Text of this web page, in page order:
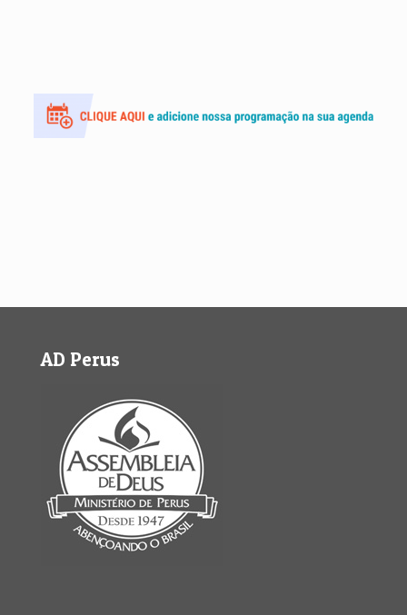
AD Perus